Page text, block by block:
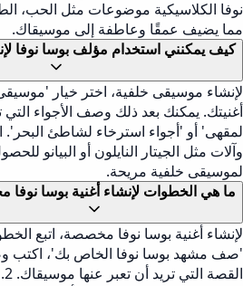
مما يضيف عمقًا وعاطفة إلى موسيقاك.
كيف يمكنني استخدام مؤلف بوسا نوفا
لإنشاء موسيقى خلفية، اختر خيار
أغنيتك. يمكنك بعد ذلك وصف الأجواء
لمقهى' أو 'أجواء استرخاء لشاطئ البحر'.
وآلات مثل الجيتار النايلون أو البيانو
لموسيقى خلفية مريحة.
ما هي الخطوات لإنشاء أغنية بوسا
'صف مشهد بوسا نوفا الخاص بك'، اكتب